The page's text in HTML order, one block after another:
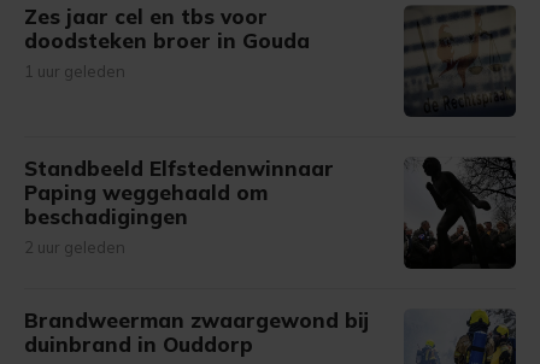
Zes jaar cel en tbs voor
doodsteken broer in Gouda
1 uur geleden
Standbeeld Elfstedenwinnaar
Paping weggehaald om
beschadigingen
2 uur geleden
Brandweerman zwaargewond bij
duinbrand in Ouddorp